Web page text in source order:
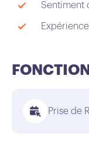
Sentiment
Prise de